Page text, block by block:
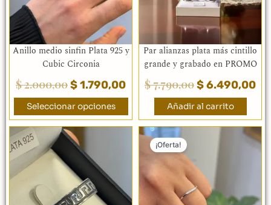
Anillo medio sinfin Plata 925 y
Cubic Circonia
$2.000,00$1.790,00
Seleccionar opciones
opciones
se
pueden
elegir
en
página
producto
Par alianzas plata más cintillo
grande y grabado en PROMO
$7.790,00$6.490,00
Añadir al carrito
¡Oferta!
era:
$ 2.000,00.
El
múltiples
variantes.
Las